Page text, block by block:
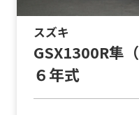
スズキ
GSX1300R隼
６年式